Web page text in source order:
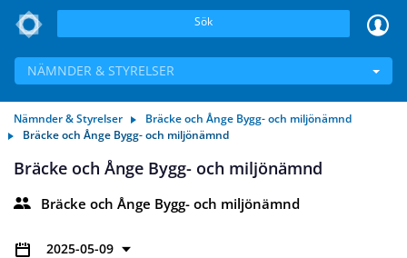
Sök
NÄMNDER & STYRELSER
Nämnder & Styrelser
Bräcke och Ånge Bygg- och miljönämnd
Bräcke och Ånge Bygg- och miljönämnd
Bräcke och Ånge Bygg- och miljönämnd
Bräcke och Ånge Bygg- och miljönämnd
2025-05-09